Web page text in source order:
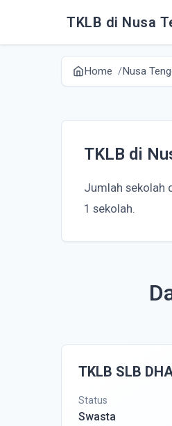
TKLB di Nusa
Home Nusa
TKLB di
Jumlah sekolah
1 sekolah.
TKLB SLB
Status
Swasta